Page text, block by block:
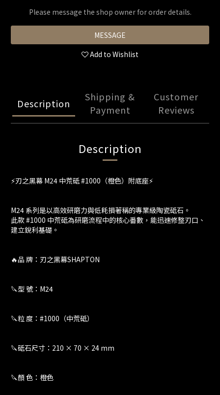
Please message the shop owner for order details.
MESSAGE
Add to Wishlist
Description
Shipping &
Payment
Customer
Reviews
Description
⚡刃之黑幕 M24 中荒砥 #1000（橙色）附底座⚡
M24 系列是以高效研磨力與低耗損著稱的專業級陶瓷砥石。
此款 #1000 中荒砥為研磨流程中的核心番數，能迅速修整刃口、
建立銳利基礎。
🔥品 牌：刃之黑幕SHAPTON
🔪型 號：M24
🔪粒 度：#1000（中荒砥）
🔪砥石尺寸：210 × 70 × 24 mm
🔪顏 色：橙色